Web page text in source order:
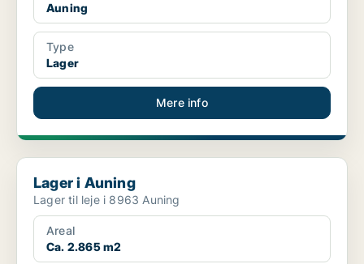
Auning
Type
Lager
Mere info
Lager i Auning
Lager i Auning
Lager til leje i 8963 Auning
Areal
Ca. 2.865 m2